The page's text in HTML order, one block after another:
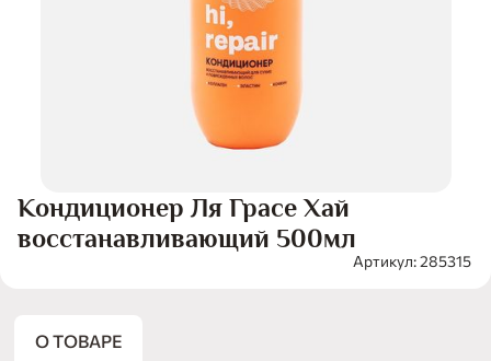
Кондиционер Ля Грасе Хай
восстанавливающий 500мл
Артикул: 285315
О ТОВАРЕ